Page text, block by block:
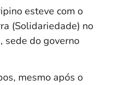
esteve com o
(Solidariedade) no
sede do governo
mesmo após o